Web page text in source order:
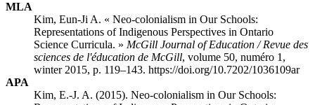
MLA
Kim, Eun-Ji A. « Neo-colonialism in Our Schools:
Representations of Indigenous Perspectives in Ontario
Science Curricula. » McGill Journal of Education / Revue des
sciences de l'éducation de McGill, volume 50, numéro 1,
winter 2015, p. 119–143. https://doi.org/10.7202/1036109ar
APA
Kim, E.-J. A. (2015). Neo-colonialism in Our Schools: